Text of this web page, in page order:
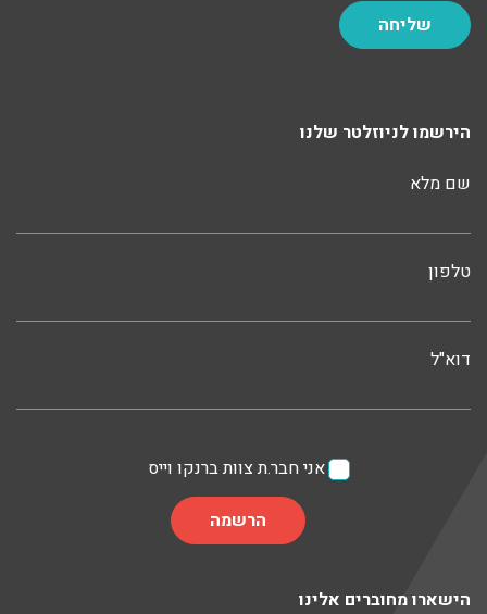
הירשמו לניוזלטר שלנו
שם מלא
טלפון
דוא"ל
אני חבר.ת צוות ברנקו וייס
הישארו מחוברים אלינו